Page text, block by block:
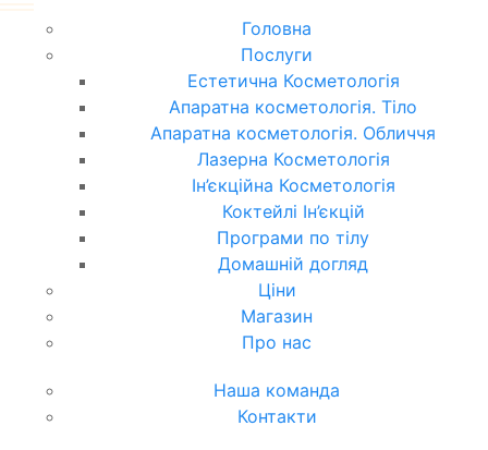
Головна
Послуги
Естетична Косметологія
Апаратна косметологія. Тіло
Апаратна косметологія. Обличчя
Лазерна Косметологія
Ін’єкційна Косметологія
Коктейлі Ін’єкцій
Програми по тілу
Домашній догляд
Ціни
Магазин
Про нас
Наша команда
Контакти